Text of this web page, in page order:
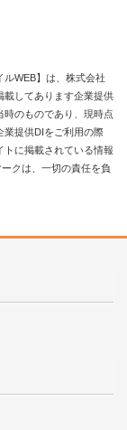
WEB】は、株式会社
載してあります企業提供
時のものであり、現時点
業提供DIをご利用の際
に掲載されている情報
クは、一切の責任を負